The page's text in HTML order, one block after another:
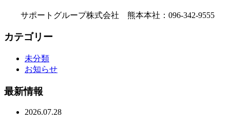
サポートグループ株式会社 熊本本社：096-342-9555
カテゴリー
未分類
お知らせ
最新情報
2026.07.28